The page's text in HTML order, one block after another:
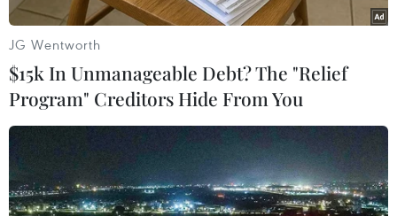
#đối thoại
#Niger
#đảo chính #ECOWAS Niger
Theo dõi VietnamPlus
JG Wentworth
$15k In Unmanageable Debt? The "Relief
Program" Creditors Hide From You